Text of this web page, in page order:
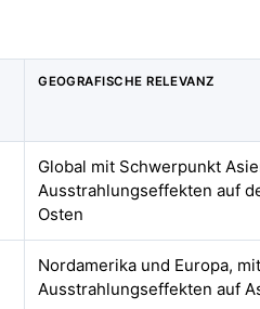
GEOGRAFISCHE RELEVANZ
Global mit Schwerpunkt
Ausstrahlungseffekten auf
Osten
Nordamerika und Europa, mit
Ausstrahlungseffekten auf